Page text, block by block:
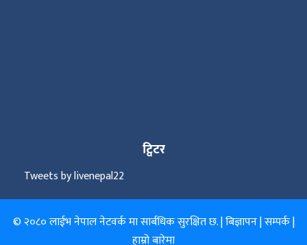
ट्विटर
Tweets by livenepal22
© २०८० लाईभ नेपाल नेटवर्क मा सार्बधिक सुरक्षित छ. |बिज्ञापन|सम्पर्क|
हाम्रो बारेमा